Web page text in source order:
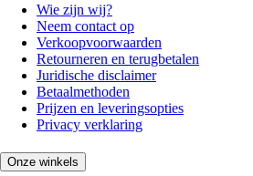
Wie zijn wij?
Neem contact op
Verkoopvoorwaarden
Retourneren en terugbetalen
Juridische disclaimer
Betaalmethoden
Prijzen en leveringsopties
Privacy verklaring
Onze winkels